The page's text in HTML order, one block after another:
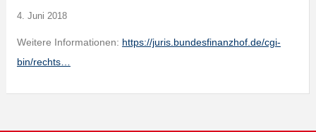
4. Juni 2018
Weitere Informationen: https://juris.bundesfinanzhof.de/cgi-
bin/rechts…